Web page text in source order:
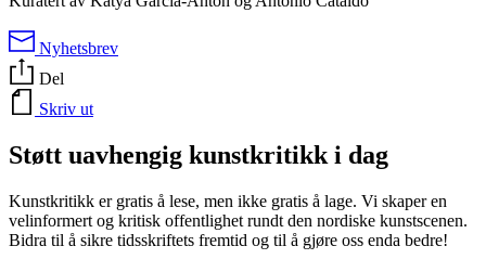
Nyhetsbrev
Del
Skriv ut
Støtt uavhengig kunstkritikk i dag
Kunstkritikk er gratis å lese, men ikke gratis å lage. Vi skaper en
velinformert og kritisk offentlighet rundt den nordiske kunstscenen.
Bidra til å sikre tidsskriftets fremtid og til å gjøre oss enda bedre!